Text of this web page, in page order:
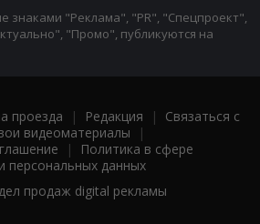
знаками "Реклама", "PR", "Спецпроект",
"Промо", публикуются на
проезда | Редакция | Связаться с
видеоматериалы |
|
Политика в сфере
персональных данных
продаж digital рекламы